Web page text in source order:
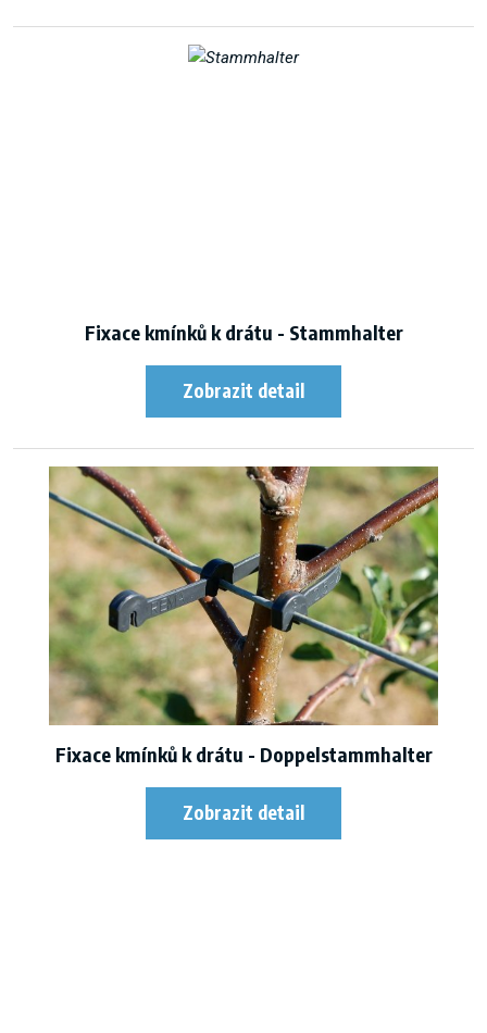
Fixace kmínků k drátu - Stammhalter
Fixace kmínků k drátu - Doppelstammhalter